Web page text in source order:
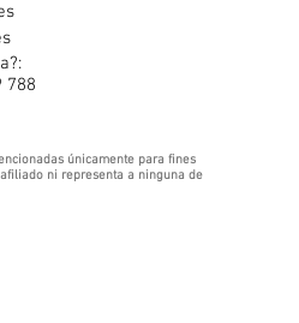
788
únicamente para fines
ni representa a ninguna de